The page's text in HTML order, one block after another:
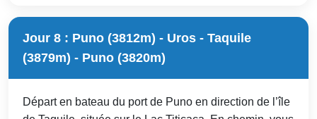
Jour 8 : Puno (3812m) - Uros - Taquile
(3879m) - Puno (3820m)
Départ en bateau du port de Puno en direction de l’île